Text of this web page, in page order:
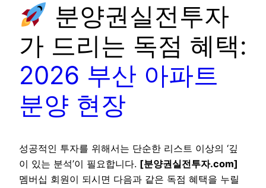
분양권실전투자
가 드리는 독점 혜택:
2026 부산 아파트
분양 현장
성공적인 투자를 위해서는 단순한 리스트 이상의 ‘깊
이 있는 분석’이 필요합니다. [분양권실전투자.com]
멤버십 회원이 되시면 다음과 같은 독점 혜택을 누릴